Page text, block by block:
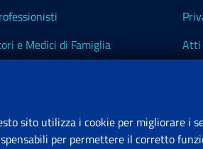
e Medici di Famiglia
Atti
sito utilizza i cookie per migliorare i
per permettere il corretto